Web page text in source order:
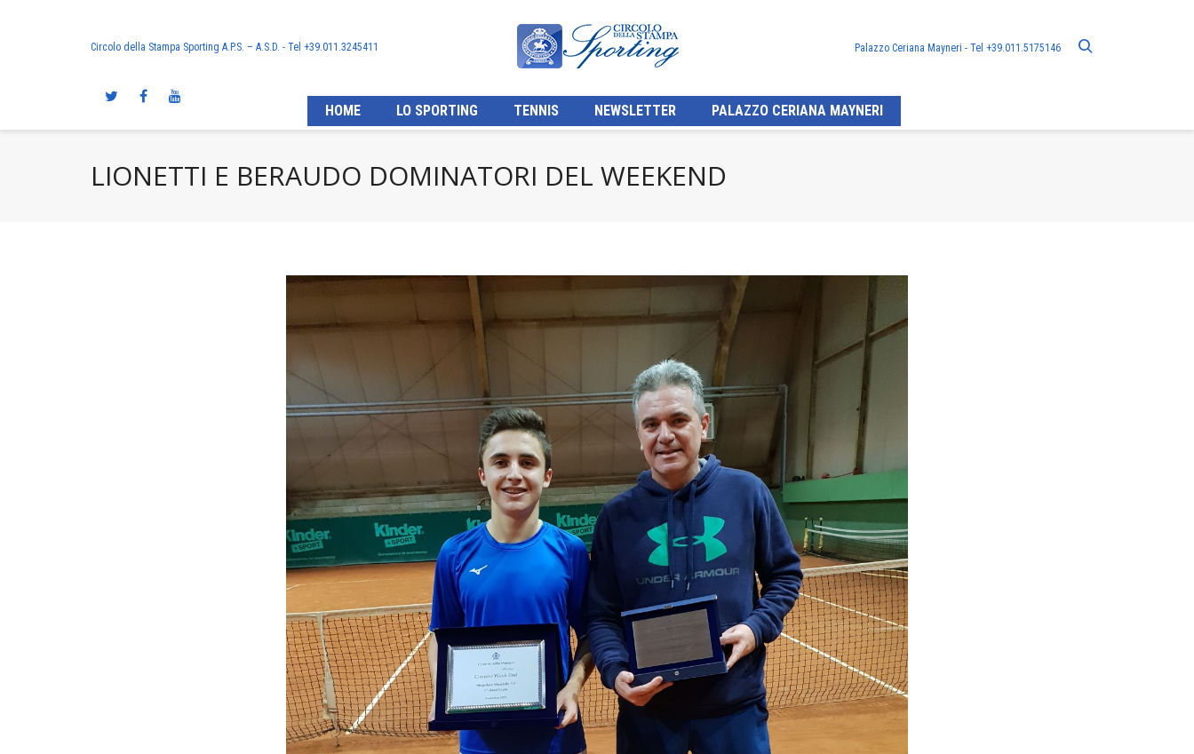
Circolo della Stampa Sporting A.P.S. – A.S.D. - Tel +39.011.3245411 Palazzo Ceriana Mayneri - Tel +39.011.5175146
HOME LO SPORTING TENNIS NEWSLETTER PALAZZO CERIANA MAYNERI
LIONETTI E BERAUDO DOMINATORI DEL WEEKEND